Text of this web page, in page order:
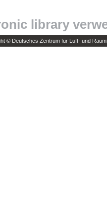
library
© Deutsches Zentrum für Luft- und